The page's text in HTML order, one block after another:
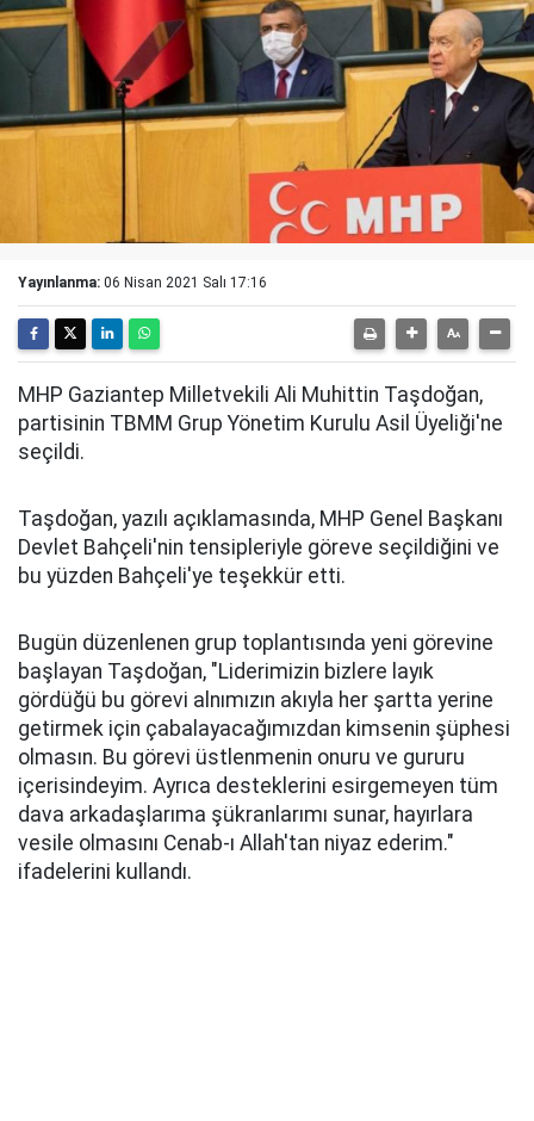
Yayınlanma: 06 Nisan 2021 Salı 17:16
MHP Gaziantep Milletvekili Ali Muhittin Taşdoğan,
partisinin TBMM Grup Yönetim Kurulu Asil Üyeliği'ne
seçildi.
Taşdoğan, yazılı açıklamasında, MHP Genel Başkanı
Devlet Bahçeli'nin tensipleriyle göreve seçildiğini ve
bu yüzden Bahçeli'ye teşekkür etti.
Bugün düzenlenen grup toplantısında yeni görevine
başlayan Taşdoğan, "Liderimizin bizlere layık
gördüğü bu görevi alnımızın akıyla her şartta yerine
getirmek için çabalayacağımızdan kimsenin şüphesi
olmasın. Bu görevi üstlenmenin onuru ve gururu
içerisindeyim. Ayrıca desteklerini esirgemeyen tüm
dava arkadaşlarıma şükranlarımı sunar, hayırlara
vesile olmasını Cenab-ı Allah'tan niyaz ederim."
ifadelerini kullandı.